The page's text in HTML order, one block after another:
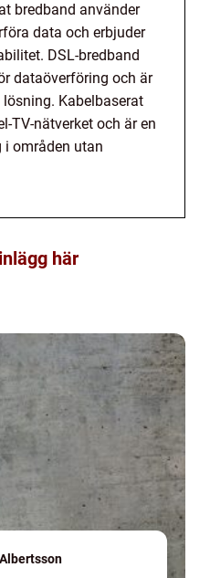
bredband använder
data och erbjuder
DSL-bredband
dataöverföring och är
Kabelbaserat
TV-nätverket och är en
områden utan
här